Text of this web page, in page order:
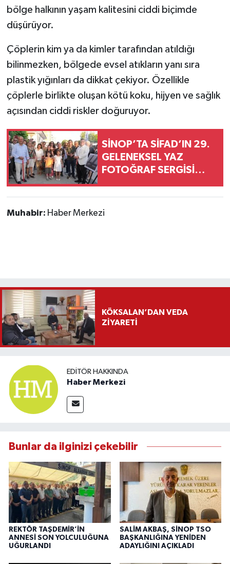
bölge halkının yaşam kalitesini ciddi biçimde
düşürüyor.
Çöplerin kim ya da kimler tarafından atıldığı
bilinmezken, bölgede evsel atıkların yanı sıra
plastik yığınları da dikkat çekiyor. Özellikle
çöplerle birlikte oluşan kötü koku, hijyen ve sağlık
açısından ciddi riskler doğuruyor.
SİNOP’TA SİFAD’IN 29.
GELENEKSEL YAZ
FOTOĞRAF SERGİSİ
Muhabir: Haber Merkezi
KÖKSALAN’DAN VEDA
ZİYARETİ
EDITÖR HAKKINDA
Haber Merkezi
Bunlar da ilginizi çekebilir
REKTÖR TAŞDEMİR’İN
ANNESİ SON YOLCULUĞUNA
UĞURLANDI
SALİM AKBAŞ, SİNOP TSO
BAŞKANLIĞINA YENİDEN
ADAYLIĞINI AÇIKLADI